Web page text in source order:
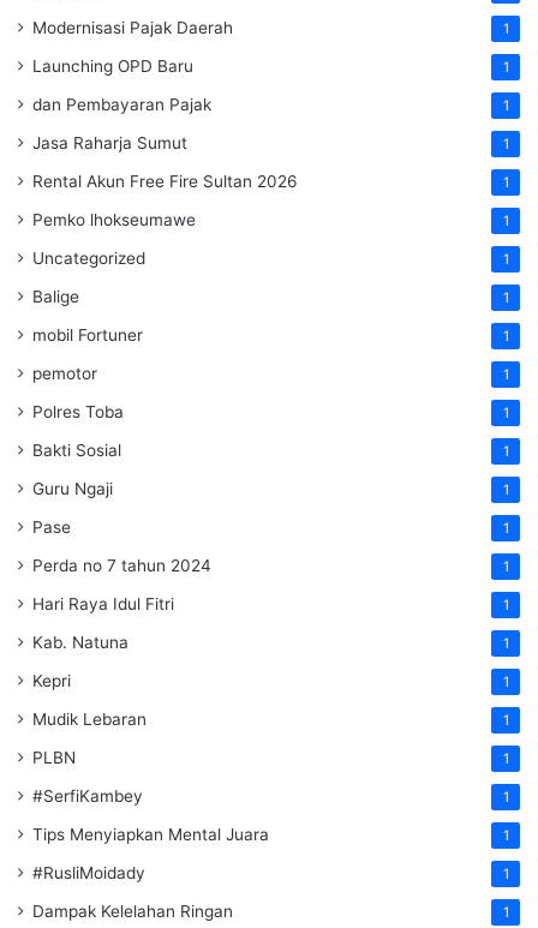
Modernisasi Pajak Daerah 1
Launching OPD Baru 1
dan Pembayaran Pajak 1
Jasa Raharja Sumut 1
Rental Akun Free Fire Sultan 2026 1
Pemko lhokseumawe 1
Uncategorized 1
Balige 1
mobil Fortuner 1
pemotor 1
Polres Toba 1
Bakti Sosial 1
Guru Ngaji 1
Pase 1
Perda no 7 tahun 2024 1
Hari Raya Idul Fitri 1
Kab. Natuna 1
Kepri 1
Mudik Lebaran 1
PLBN 1
#SerfiKambey 1
Tips Menyiapkan Mental Juara 1
#RusliMoidady 1
Dampak Kelelahan Ringan 1